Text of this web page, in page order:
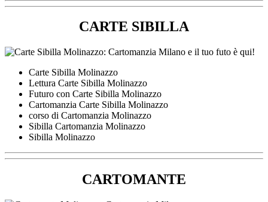
CARTE SIBILLA
Carte Sibilla Molinazzo
Lettura Carte Sibilla Molinazzo
Futuro con Carte Sibilla Molinazzo
Cartomanzia Carte Sibilla Molinazzo
corso di Cartomanzia Molinazzo
Sibilla Cartomanzia Molinazzo
Sibilla Molinazzo
CARTOMANTE